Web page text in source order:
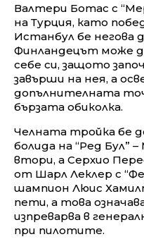
Валтери Ботас с
на Турция, като
Истанбул бе негова
Финландецът може
себе си, защото
завърши на нея, а
допълнителната
бързата обиколка.
Челната тройка бе
болида на “Ред Бул”
втори, а Серхио
от Шарл Леклер с
шампион Люис
пети, а това
изпреварва в
при пилотите.